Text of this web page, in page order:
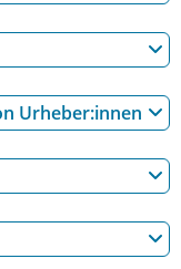
Urheber:innen